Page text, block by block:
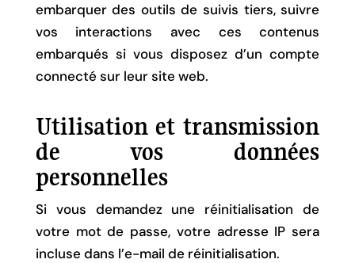
embarquer des outils de suivis tiers, suivre
vos interactions avec ces contenus
embarqués si vous disposez d’un compte
connecté sur leur site web.
Utilisation et transmission
de vos données
personnelles
Si vous demandez une réinitialisation de
votre mot de passe, votre adresse IP sera
incluse dans l’e-mail de réinitialisation.